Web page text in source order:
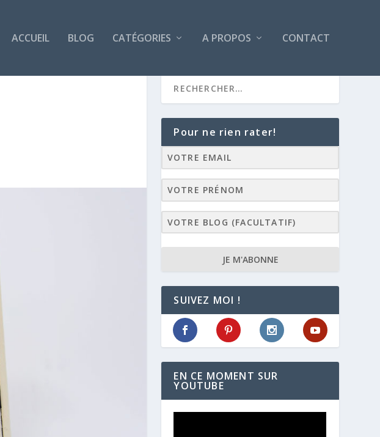
ACCUEIL BLOG CATÉGORIES A PROPOS CONTACT
Pour ne rien rater!
JE M'ABONNE
SUIVEZ MOI !
EN CE MOMENT SUR
YOUTUBE